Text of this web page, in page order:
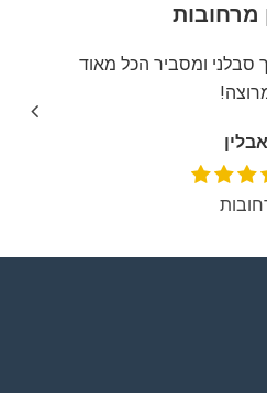
מרחובות
סבלני ומסביר הכל מאוד
אבלין